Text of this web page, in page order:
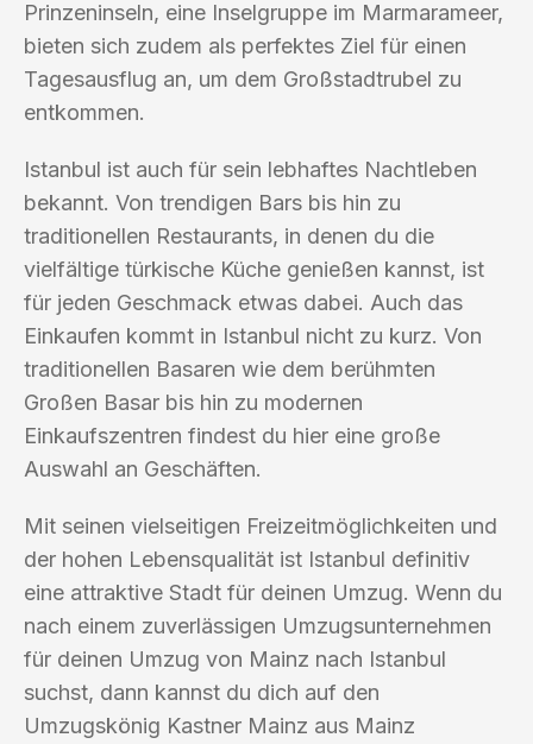
Prinzeninseln, eine Inselgruppe im Marmarameer,
bieten sich zudem als perfektes Ziel für einen
Tagesausflug an, um dem Großstadtrubel zu
entkommen.
Istanbul ist auch für sein lebhaftes Nachtleben
bekannt. Von trendigen Bars bis hin zu
traditionellen Restaurants, in denen du die
vielfältige türkische Küche genießen kannst, ist
für jeden Geschmack etwas dabei. Auch das
Einkaufen kommt in Istanbul nicht zu kurz. Von
traditionellen Basaren wie dem berühmten
Großen Basar bis hin zu modernen
Einkaufszentren findest du hier eine große
Auswahl an Geschäften.
Mit seinen vielseitigen Freizeitmöglichkeiten und
der hohen Lebensqualität ist Istanbul definitiv
eine attraktive Stadt für deinen Umzug. Wenn du
nach einem zuverlässigen Umzugsunternehmen
für deinen Umzug von Mainz nach Istanbul
suchst, dann kannst du dich auf den
Umzugskönig Kastner Mainz aus Mainz